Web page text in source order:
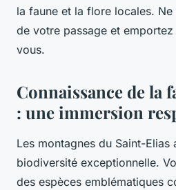
la faune et la flore locales.
de votre passage et
vous.
Connaissance de la
: une immersion
Les montagnes du Saint-Elias
biodiversité exceptionnelle.
des espèces emblématiques